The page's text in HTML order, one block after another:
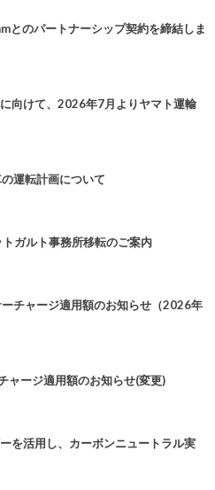
とのパートナーシップ契約を締結しま
向けて、2026年7月よりヤマト運輸
運転計画について
ガルト事務所移転のご案内
チャージ適用額のお知らせ（2026年
ージ適用額のお知らせ(変更)
を活用し、カーボンニュートラル実